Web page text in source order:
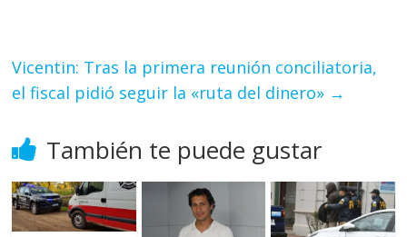
Vicentin: Tras la primera reunión conciliatoria,
el fiscal pidió seguir la «ruta del dinero» →
También te puede gustar